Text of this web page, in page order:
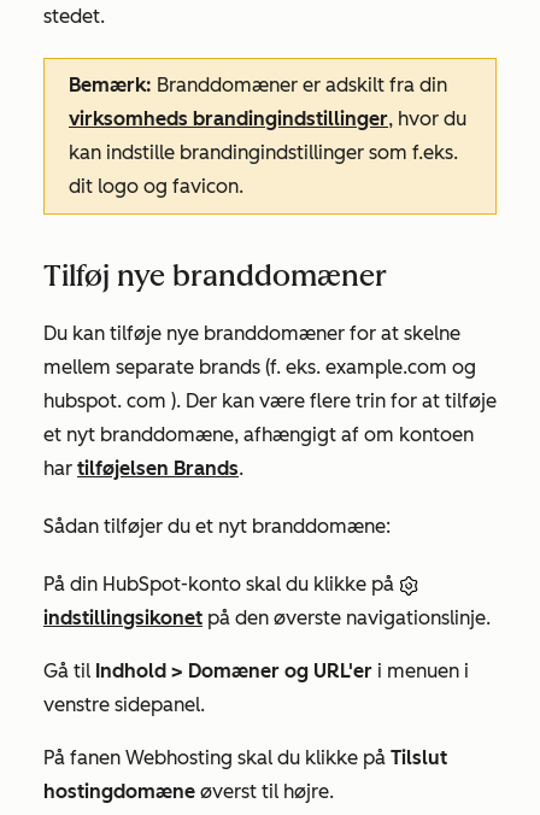
stedet.
Bemærk: Branddomæner er adskilt fra din
virksomheds brandingindstillinger, hvor du
kan indstille brandingindstillinger som f.eks.
dit logo og favicon.
Tilføj nye branddomæner
Du kan tilføje nye branddomæner for at skelne
mellem separate brands (f. eks. example.com og
hubspot. com ). Der kan være flere trin for at tilføje
et nyt branddomæne, afhængigt af om kontoen
har tilføjelsen Brands.
Sådan tilføjer du et nyt branddomæne:
På din HubSpot-konto skal du klikke på
indstillingsikonet på den øverste navigationslinje.
Gå til Indhold > Domæner og URL'er i menuen i
venstre sidepanel.
På fanen Webhosting skal du klikke på Tilslut
hostingdomæne øverst til højre.